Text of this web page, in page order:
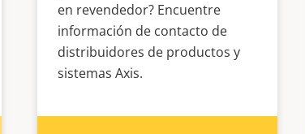
en revendedor? Encuentre
información de contacto de
distribuidores de productos y
sistemas Axis.